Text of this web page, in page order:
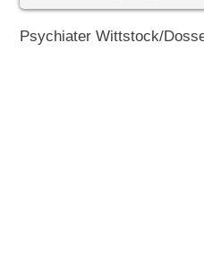
Psychiater Wittstock/